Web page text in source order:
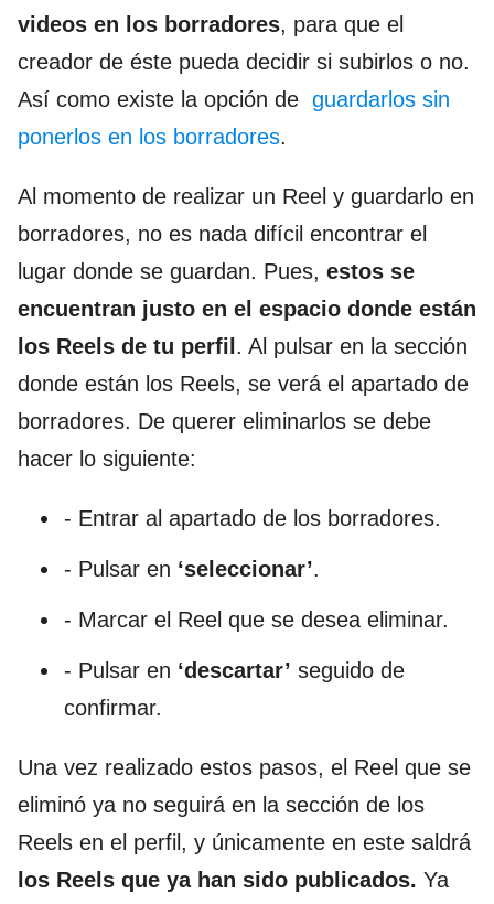
videos en los borradores, para que el
creador de éste pueda decidir si subirlos o no.
Así como existe la opción de guardarlos sin
ponerlos en los borradores.
Al momento de realizar un Reel y guardarlo en
borradores, no es nada difícil encontrar el
lugar donde se guardan. Pues, estos se
encuentran justo en el espacio donde están
los Reels de tu perfil . Al pulsar en la sección
donde están los Reels, se verá el apartado de
borradores. De querer eliminarlos se debe
hacer lo siguiente:
- Entrar al apartado de los borradores.
- Pulsar en ‘seleccionar’.
- Marcar el Reel que se desea eliminar.
- Pulsar en ‘descartar’ seguido de
confirmar.
Una vez realizado estos pasos, el Reel que se
eliminó ya no seguirá en la sección de los
Reels en el perfil, y únicamente en este saldrá
los Reels que ya han sido publicados. Ya